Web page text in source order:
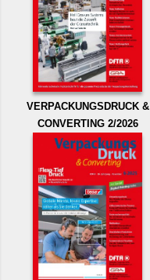
VERPACKUNGSDRUCK &
CONVERTING 2/2026